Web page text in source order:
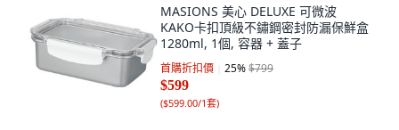
MASIONS 美心 DELUXE 可微波
KAKO卡扣頂級不鏽鋼密封防漏保鮮盒
1280ml, 1個, 容器 + 蓋子
首購折扣價 25%$799
$599
($599.00/1套)